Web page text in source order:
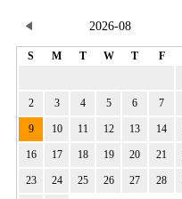
2026-08
S M T W T F
2 3 4 5 6 7
9 10 11 12 13 14
16 17 18 19 20 21
23 24 25 26 27 28